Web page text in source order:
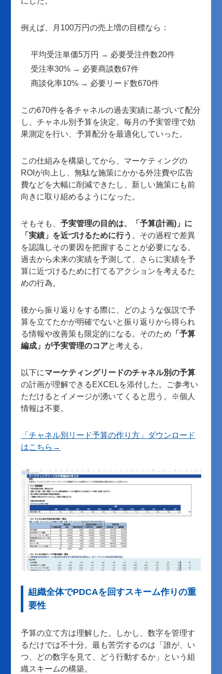
例えば、月100万円の売上増の目標なら：
平均受注単価5万円 → 必要受注件数20件
受注率30% → 必要商談数67件
商談化率10% → 必要リード数670件
この670件を各チャネルの過去実績に基づいて配分
し、チャネル別予算を決定。毎月の予実管理で効
果測定を行い、予算配分を最適化していった。
この仕組みを構築してから、マーケティングの
ROIが向上し、無駄な施策にかかる外注費や広告
費などを大幅に削減できたし、新しい施策にも前
向きに取り組めるようになった。
そもそも、予実管理の目的は、「予算(計画)」に
「実績」を近づけるために行う 。その過程で差異
を認識しその要因を把握することが必要になる。
過去から未来の実績を予測して、さらに実績を予
算に近づけるために打てるアクションを考えるた
めの行為。
後から振り返りをする際に、どのような仮説で予
算を立てたかが明確でないと振り返りから得られ
る情報や改善策も限定的になる。そのため 「予算
編成」が予実管理のコアと考える。
以下にマーケティングリードのチャネル別の予算
の計画が理解できるEXCELを添付した。ご参考い
ただけるとイメージが湧いてくると思う。※個人
情報は不要。
「チャネル別リード予算の作り方」ダウンロード
はこちら→
組織全体でPDCAを回すスキーム作りの重
要性
予算の立て方は理解した。しかし、数字を管理す
るだけでは不十分。最も苦労するのは「誰が、い
つ、どの数字を見て、どう行動するか」という組
織スキームの構築。